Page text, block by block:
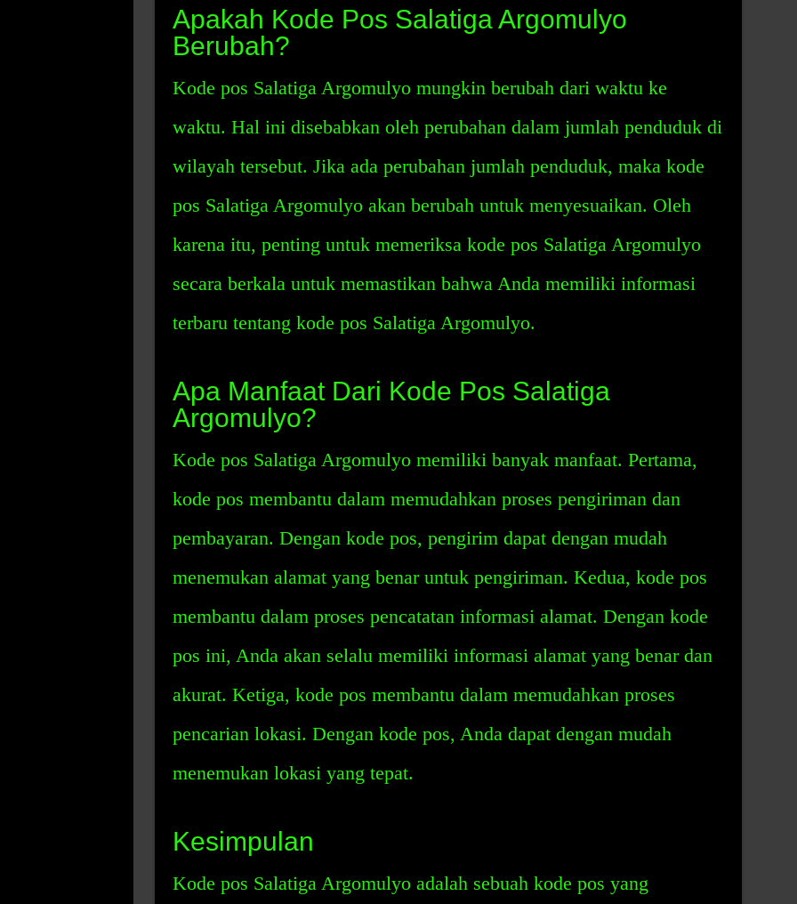
Apakah Kode Pos Salatiga Argomulyo
Berubah?
Kode pos Salatiga Argomulyo mungkin berubah dari waktu ke
waktu. Hal ini disebabkan oleh perubahan dalam jumlah penduduk di
wilayah tersebut. Jika ada perubahan jumlah penduduk, maka kode
pos Salatiga Argomulyo akan berubah untuk menyesuaikan. Oleh
karena itu, penting untuk memeriksa kode pos Salatiga Argomulyo
secara berkala untuk memastikan bahwa Anda memiliki informasi
terbaru tentang kode pos Salatiga Argomulyo.
Apa Manfaat Dari Kode Pos Salatiga
Argomulyo?
Kode pos Salatiga Argomulyo memiliki banyak manfaat. Pertama,
kode pos membantu dalam memudahkan proses pengiriman dan
pembayaran. Dengan kode pos, pengirim dapat dengan mudah
menemukan alamat yang benar untuk pengiriman. Kedua, kode pos
membantu dalam proses pencatatan informasi alamat. Dengan kode
pos ini, Anda akan selalu memiliki informasi alamat yang benar dan
akurat. Ketiga, kode pos membantu dalam memudahkan proses
pencarian lokasi. Dengan kode pos, Anda dapat dengan mudah
menemukan lokasi yang tepat.
Kesimpulan
Kode pos Salatiga Argomulyo adalah sebuah kode pos yang